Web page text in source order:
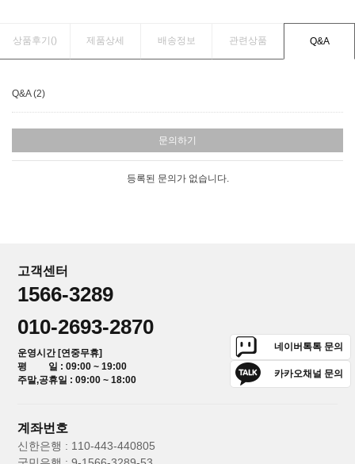
상품후기() 제품상세 배송정보 관련상품 Q&A
Q&A (2)
문의하기
등록된 문의가 없습니다.
고객센터
1566-3289
010-2693-2870
운영시간 [연중무휴]
평 일 : 09:00 ~ 19:00
주말,공휴일 : 09:00 ~ 18:00
네이버톡톡 문의
카카오채널 문의
계좌번호
신한은행 : 110-443-440805